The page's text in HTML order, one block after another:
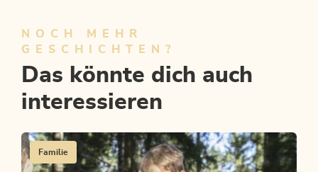
NOCH MEHR
GESCHICHTEN?
Das könnte dich auch
interessieren
Familie